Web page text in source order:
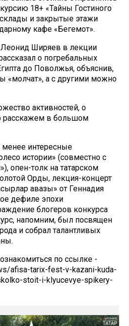
18+ «Тайны Гостиного
и закрытые этажи
кафе «Бегемот».
Леонид Ширяев в лекции
о погребальных
до Поволжья, объяснив,
«молчат», а с другими можно
активностей, о
расскажем в большом
менее интересные
истории» (совместно с
опен-толк на татарском
Орды, лекция-концерт
авазы» от Геннадия
дефиле эпохи
блогеров конкурса
напомним, был посвящен
и собрал талантливых
по ссылке -
afisa-tarix-fest-v-kazani-kuda-
stoit-i-klyucevye-spikery-